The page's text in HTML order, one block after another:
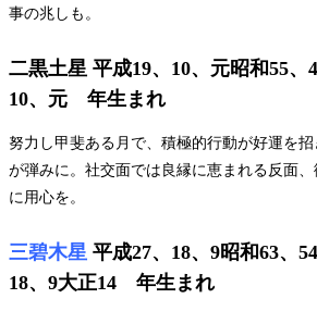
事の兆しも。
二黒土星 平成19、10、元昭和55、
10、元 年生まれ
努力し甲斐ある月で、積極的行動が好運を
が弾みに。社交面では良縁に恵まれる反面
に用心を。
三碧木星 平成27、18、9昭和63、
18、9大正14 年生まれ